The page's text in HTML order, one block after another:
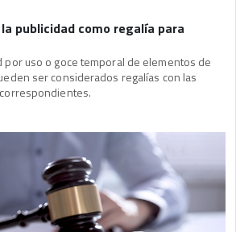
publicidad como regalía para
por uso o goce temporal de elementos de
ser considerados regalías con las